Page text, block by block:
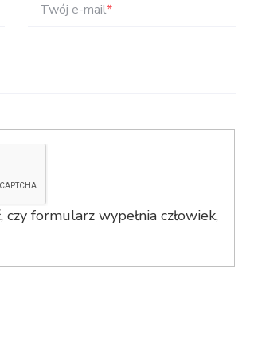
Twój e-mail*
formularz wypełnia człowiek,